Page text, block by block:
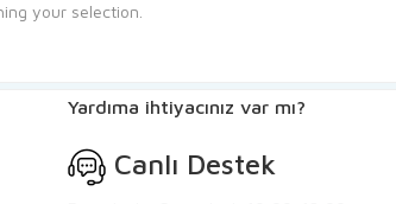
your selection.
Yardıma ihtiyacınız var mı?
Canlı Destek